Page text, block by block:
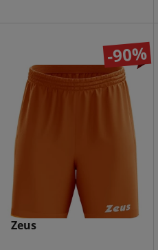
-90%
Zeus